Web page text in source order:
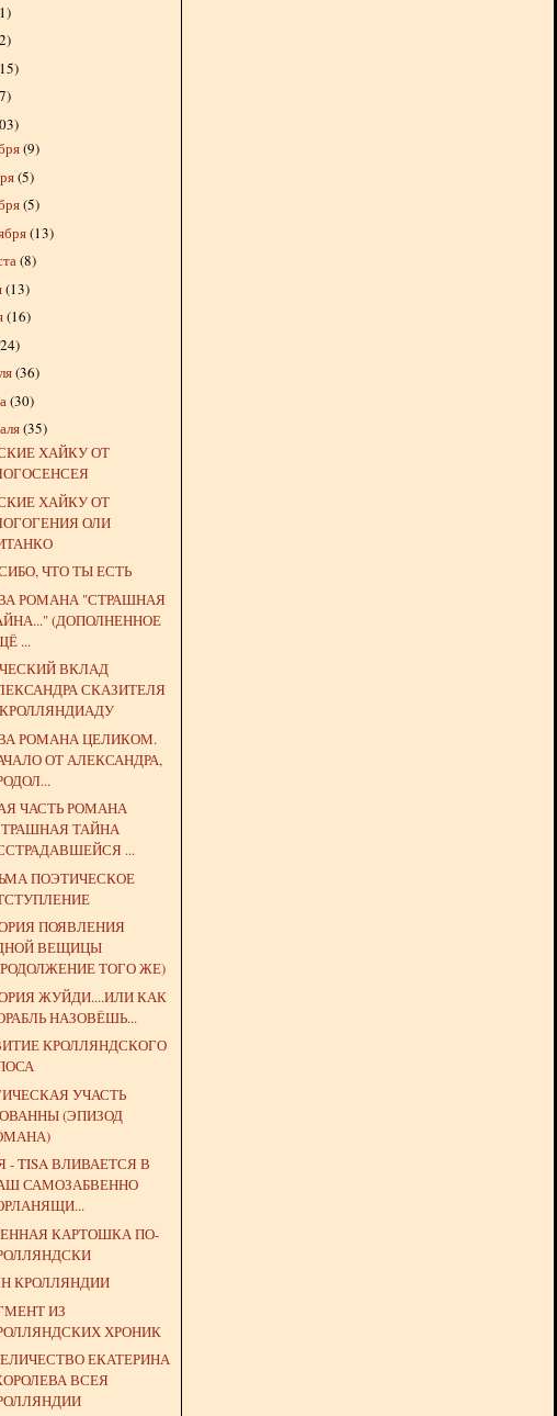
)
)
)
)
)
(9)
(5)
(5)
(13)
(8)
(13)
(16)
24)
(36)
(30)
(35)
ХАЙКУ ОТ
ХАЙКУ ОТ
ОЛИ
ЧТО ТЫ ЕСТЬ
РОМАНА "СТРАШНАЯ
(ДОПОЛНЕННОЕ
...
ВКЛАД
СКАЗИТЕЛЯ
РОМАНА ЦЕЛИКОМ.
ОТ АЛЕКСАНДРА,
ЧАСТЬ РОМАНА
ТАЙНА
...
ПОЭТИЧЕСКОЕ
ПОЯВЛЕНИЯ
ВЕЩИЦЫ
ТОГО ЖЕ)
ЖУЙДИ....ИЛИ КАК
НАЗОВЁШЬ...
КРОЛЛЯНДСКОГО
УЧАСТЬ
(ЭПИЗОД
- TISA ВЛИВАЕТСЯ В
САМОЗАБВЕННО
КАРТОШКА ПО-
КРОЛЛЯНДИИ
ИЗ
ХРОНИК
ЕКАТЕРИНА
ВСЕЯ